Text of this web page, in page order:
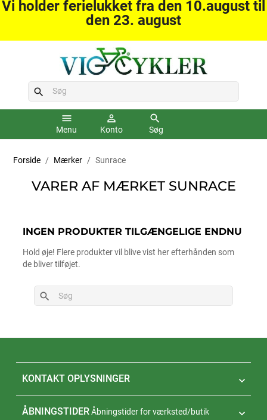
Vi holder ferielukket fra den 10.august til
den 23. august
search
menu
Menu
person_outline
Konto
search
Søg
Forside Mærker Sunrace
VARER AF MÆRKET SUNRACE
INGEN PRODUKTER TILGÆNGELIGE ENDNU
Hold øje! Flere produkter vil blive vist her efterhånden som
de bliver tilføjet.
search
KONTAKT OPLYSNINGER 
ÅBNINGSTIDER 
Åbningstider for værksted/butik